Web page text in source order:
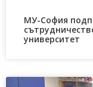
МУ-София
университет